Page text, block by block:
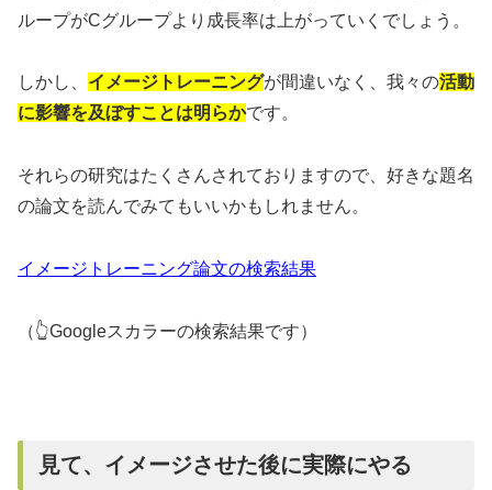
ループがCグループより成長率は上がっていくでしょう。
しかし、 イメージトレーニングが間違いなく、我々の活動
に影響を及ぼすことは明らかです。
それらの研究はたくさんされておりますので、好きな題名
の論文を読んでみてもいいかもしれません。
イメージトレーニング論文の検索結果
（👆Googleスカラーの検索結果です）
見て、イメージさせた後に実際にやる